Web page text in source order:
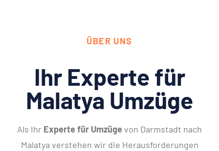
ÜBER UNS
Ihr Experte für
Malatya Umzüge
Als Ihr Experte für Umzüge von Darmstadt nach
Malatya verstehen wir die Herausforderungen